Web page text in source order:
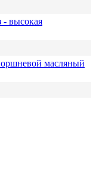
- высокая
масляный